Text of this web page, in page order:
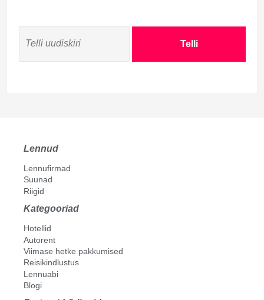
Soest
Wageningen
Telli
Lennud
Lennufirmad
Suunad
Riigid
Kategooriad
Hotellid
Autorent
Viimase hetke pakkumised
Reisikindlustus
Lennuabi
Blogi